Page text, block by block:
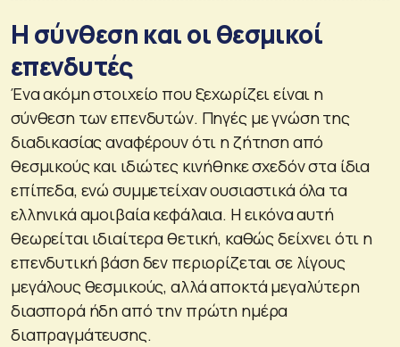
Η σύνθεση και οι θεσμικοί
επενδυτές
Ένα ακόμη στοιχείο που ξεχωρίζει είναι η
σύνθεση των επενδυτών. Πηγές με γνώση της
διαδικασίας αναφέρουν ότι η ζήτηση από
θεσμικούς και ιδιώτες κινήθηκε σχεδόν στα ίδια
επίπεδα, ενώ συμμετείχαν ουσιαστικά όλα τα
ελληνικά αμοιβαία κεφάλαια. Η εικόνα αυτή
θεωρείται ιδιαίτερα θετική, καθώς δείχνει ότι η
επενδυτική βάση δεν περιορίζεται σε λίγους
μεγάλους θεσμικούς, αλλά αποκτά μεγαλύτερη
διασπορά ήδη από την πρώτη ημέρα
διαπραγμάτευσης.